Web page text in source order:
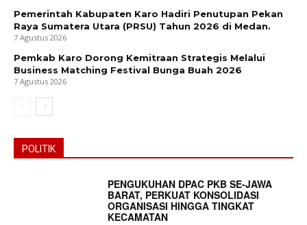
Pemerintah Kabupaten Karo Hadiri Penutupan Pekan
Raya Sumatera Utara (PRSU) Tahun 2026 di Medan.
7 Agustus 2026
Pemkab Karo Dorong Kemitraan Strategis Melalui
Business Matching Festival Bunga Buah 2026
7 Agustus 2026
POLITIK
PENGUKUHAN DPAC PKB SE-JAWA
BARAT, PERKUAT KONSOLIDASI
ORGANISASI HINGGA TINGKAT
KECAMATAN